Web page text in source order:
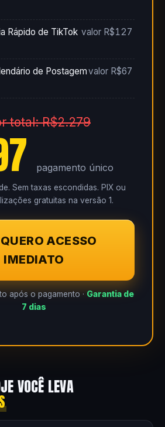
Rápido de TikTok valor R$127
de Postagemvalor R$67
total: R$2.279
pagamento único
Sem taxas escondidas. PIX ou
gratuitas na versão 1.
ACESSO
IMEDIATO
após o pagamento · Garantia de
7 dias
VOCÊ LEVA